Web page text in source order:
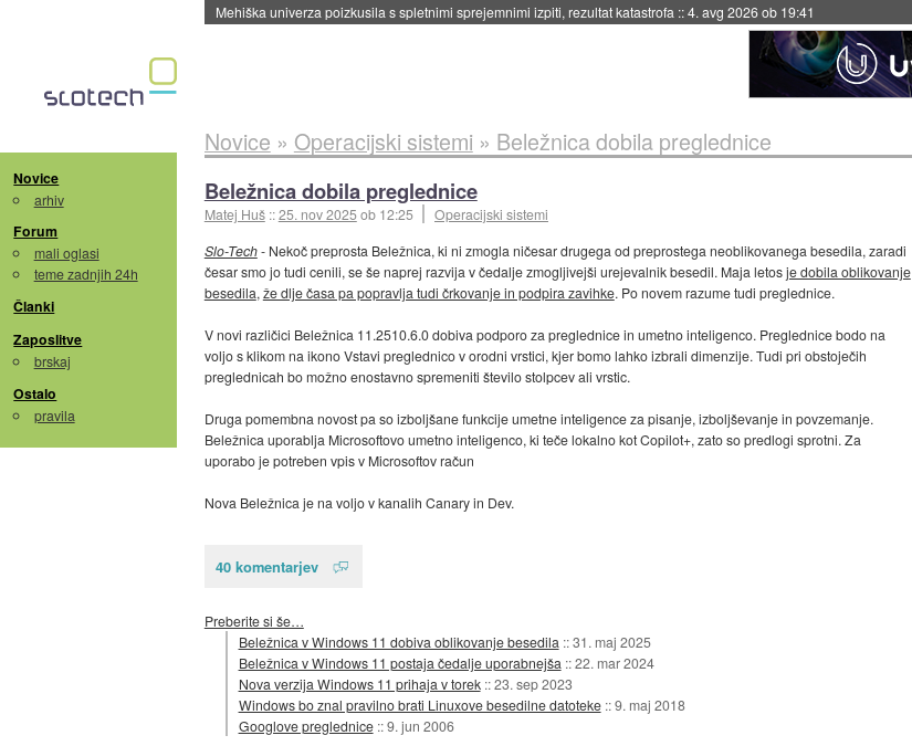
Evropska vesoljska agencija razvija svojo raketo za večkratno uporabo::4. avg 2026 ob 19:41
Novice
arhiv
Forum
mali oglasi
teme zadnjih 24h
Članki
Zaposlitve
brskaj
Ostalo
pravila
Novice » Operacijski sistemi » Beležnica dobila preglednice
Beležnica dobila preglednice
Matej Huš ::25. nov 2025ob 12:25
Operacijski sistemi
Slo-Tech- Nekoč preprosta Beležnica, ki ni zmogla ničesar drugega od preprostega neoblikovanega besedila, zaradi
česar smo jo tudi cenili, se še naprej razvija v čedalje zmogljivejši urejevalnik besedil. Maja letosje dobila oblikovanje
besedila, že dlje časa pa popravlja tudi črkovanje in podpira zavihke. Po novem razume tudi preglednice.
V novi različici Beležnica 11.2510.6.0 dobiva podporo za preglednice in umetno inteligenco. Preglednice bodo na
voljo s klikom na ikono Vstavi preglednico v orodni vrstici, kjer bomo lahko izbrali dimenzije. Tudi pri obstoječih
preglednicah bo možno enostavno spremeniti število stolpcev ali vrstic.
Druga pomembna novost pa so izboljšane funkcije umetne inteligence za pisanje, izboljševanje in povzemanje.
Beležnica uporablja Microsoftovo umetno inteligenco, ki teče lokalno kot Copilot+, zato so predlogi sprotni. Za
uporabo je potreben vpis v Microsoftov račun
Nova Beležnica je na voljo v kanalih Canary in Dev.
40 komentarjev
Preberite si še…
Beležnica v Windows 11 dobiva oblikovanje besedila ::31. maj 2025
Beležnica v Windows 11 postaja čedalje uporabnejša ::22. mar 2024
Nova verzija Windows 11 prihaja v torek ::23. sep 2023
Windows bo znal pravilno brati Linuxove besedilne datoteke ::9. maj 2018
Googlove preglednice ::9. jun 2006